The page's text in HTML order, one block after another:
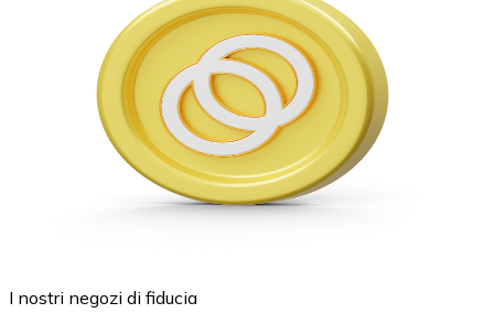
I nostri negozi di fiducia